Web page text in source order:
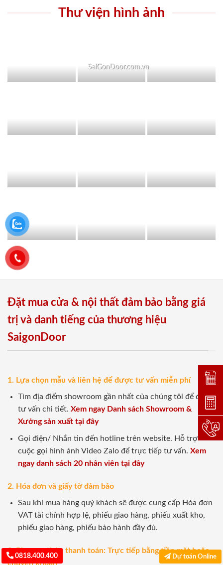
Thư viện hình ảnh
SaiGonDoor.com.vn
Đặt mua cửa & nội thất đảm bảo bằng giá
trị và danh tiếng của thương hiệu
SaigonDoor
1. Lựa chọn mẫu và liên hệ để được tư vấn miễn phí
Tìm địa điểm showroom gần nhất của chúng tôi để được
tư vấn chi tiết. Xem ngay Danh sách Showroom &
Xưởng sản xuất tại đây
Gọi điện/ Nhắn tin đến hotline trên website. Hỗ trợ
cuộc gọi hình ảnh Video Zalo để trực tiếp tư vấn. Xem
ngay danh sách 20 nhân viên tại đây
2. Hóa đơn và giấy tờ đảm bảo
Sau khi mua hàng quý khách sẽ được cung cấp Hóa đơn
VAT tài chính hợp lệ, phiếu giao hàng, phiếu xuất kho,
phiếu giao hàng, phiếu bảo hành đầy đủ.
3. Phương thức thanh toán: Trực tiếp bằng tiền mặt hoặc
chuyển khoản
0818.400.400 Dự toán Online
Đặt
Dự